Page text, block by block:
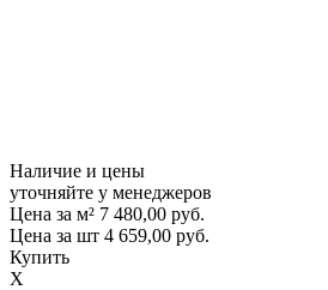
Наличие и цены
уточняйте у менеджеров
Цена за м² 7 480,00 руб.
Цена за шт 4 659,00 руб.
Купить
X